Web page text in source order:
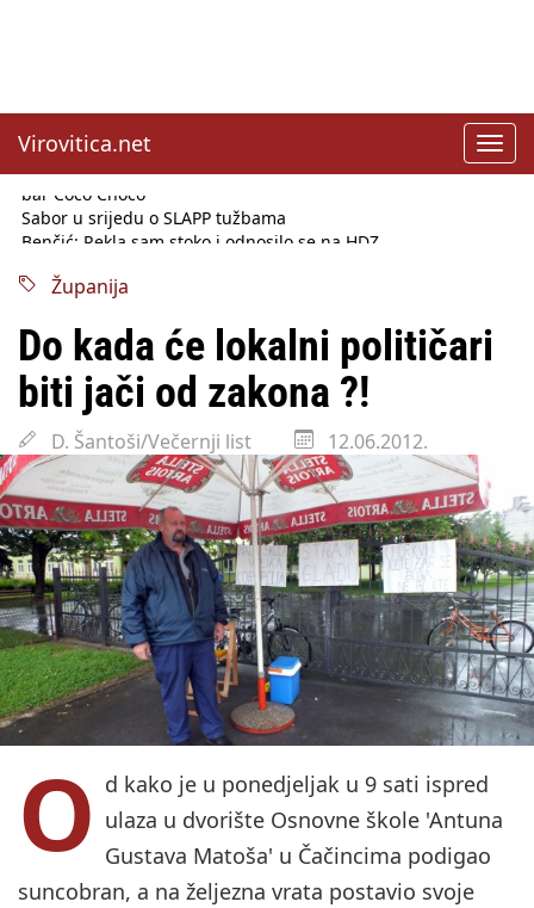
Virovitica.net
Sabor u srijedu o SLAPP tužbama
Benčić: Rekla sam stoko i odnosilo se na HDZ
godine
Sindikati traže zaštitu plaća od inflacije, Ćorić pregovore
najavio za jesen
Državni tajnik Rukavina: Hrvatska ima 3,6 milijuna birača
HŽ Infrastruktura: Nesreće na željezničkim prijelazima
prepolovljene
Državni inspektorat opozvao Barebells pločicu - soft protein
bar Coco Choco
Županija
Do kada će lokalni političari
biti jači od zakona ?!
D. Šantoši/Večernji list 12.06.2012.
O d kako je u ponedjeljak u 9 sati ispred
ulaza u dvorište Osnovne škole 'Antuna
Gustava Matoša' u Čačincima podigao
suncobran, a na željezna vrata postavio svoje